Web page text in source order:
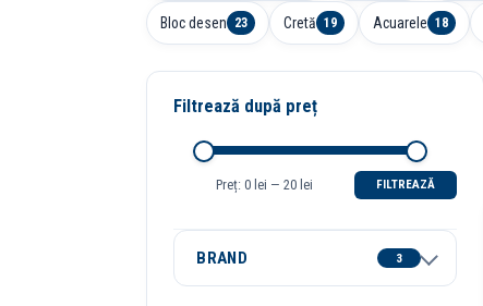
Bloc desen 23 Cretă 19 Acuarele 18
Filtrează după preț
minim
maxim
FILTREAZĂ
Preț: 0 lei — 20 lei
BRAND 3